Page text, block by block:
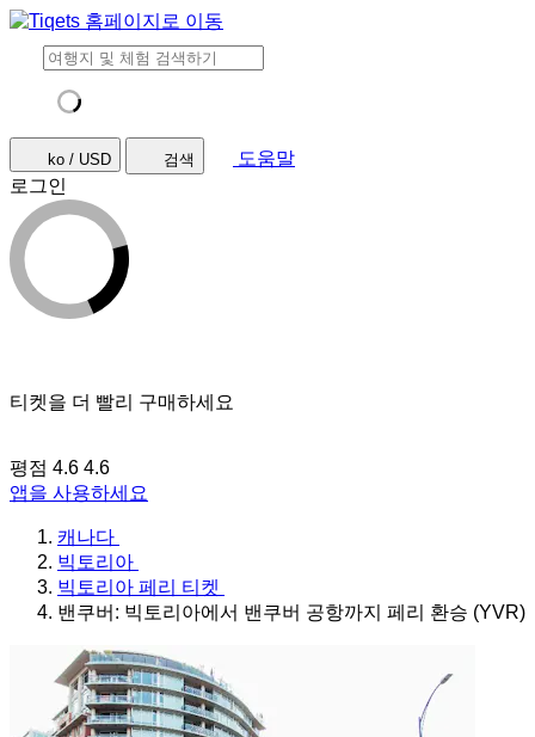
ko / USD 검색
도움말
로그인
티켓을 더 빨리 구매하세요
평점 4.6 4.6
앱을 사용하세요
캐나다
빅토리아
빅토리아 페리 티켓
밴쿠버: 빅토리아에서 밴쿠버 공항까지 페리 환승 (YVR)